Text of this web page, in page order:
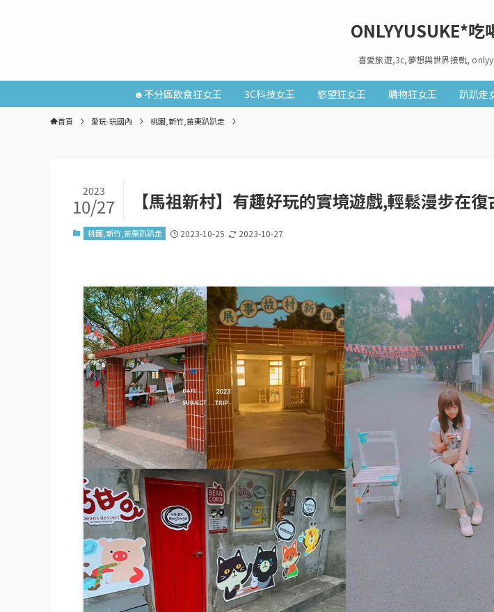
ONLYYUSUKE*吃
喜愛旅遊,3c,夢想與世界接軌,
☻不分區飲食狂女王 3C科技女王 慾望狂女王 購物狂女王 趴趴走
首頁 愛玩-玩國內 桃園,新竹,苗栗趴趴走
【馬祖新村】有趣好玩的實境遊戲,輕鬆漫步在
2023
10/27
桃園,新竹,苗栗趴趴走 2023-10-25 2023-10-27